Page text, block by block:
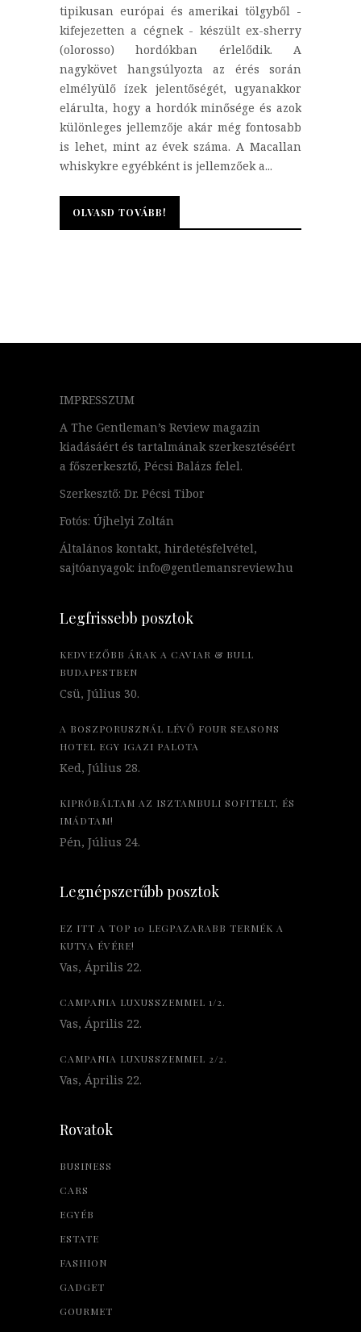
tipikusan európai és amerikai tölgyből -
kifejezetten a cégnek - készült ex-sherry
(olorosso) hordókban érlelődik. A
nagykövet hangsúlyozta az érés során
elmélyülő ízek jelentőségét, ugyanakkor
elárulta, hogy a hordók minősége és azok
különleges jellemzője akár még fontosabb
is lehet, mint az évek száma. A Macallan
whiskykre egyébként is jellemzőek a...
OLVASD TOVÁBB!
OLVASD TOVÁBB!
IMPRESSZUM
A The Gentleman’s Review magazin
kiadásáért és tartalmának szerkesztéséért
a főszerkesztő, Pécsi Balázs felel.
Szerkesztő: Dr. Pécsi Tibor
Fotós: Újhelyi Zoltán
Általános kontakt, hirdetésfelvétel,
sajtóanyagok: info@gentlemansreview.hu
Legfrissebb posztok
KEDVEZŐBB ÁRAK A CAVIAR & BULL
BUDAPESTBEN
Csü, Július 30.
A BOSZPORUSZNÁL LÉVŐ FOUR SEASONS
HOTEL EGY IGAZI PALOTA
Ked, Július 28.
KIPRÓBÁLTAM AZ ISZTAMBULI SOFITELT, ÉS
IMÁDTAM!
Pén, Július 24.
Legnépszerűbb posztok
EZ ITT A TOP 10 LEGPAZARABB TERMÉK A
KUTYA ÉVÉRE!
Vas, Április 22.
CAMPANIA LUXUSSZEMMEL 1/2.
Vas, Április 22.
CAMPANIA LUXUSSZEMMEL 2/2.
Vas, Április 22.
Rovatok
BUSINESS
CARS
EGYÉB
ESTATE
FASHION
GADGET
GOURMET